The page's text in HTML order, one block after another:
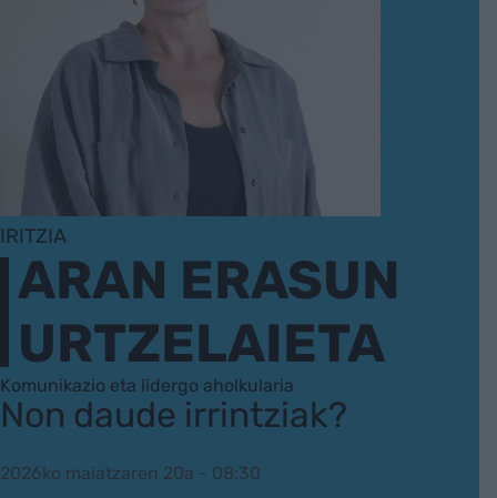
IRITZIA
ARAN ERASUN
URTZELAIETA
Komunikazio eta lidergo aholkularia
Non daude irrintziak?
2026ko maiatzaren 20a - 08:30